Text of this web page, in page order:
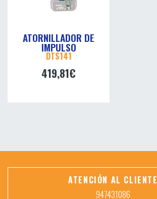
ATORNILLADOR DE
IMPULSO
DTS141
419,81€
ATENCIÓN AL CLIENTE
947431086